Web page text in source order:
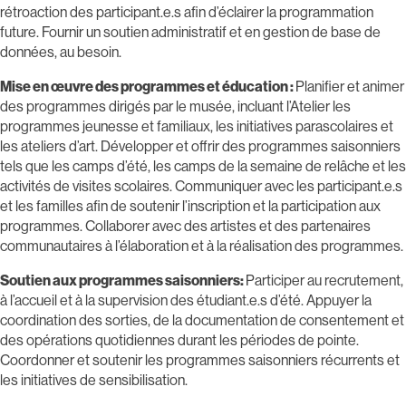
rétroaction des participant.e.s afin d’éclairer la programmation
future. Fournir un soutien administratif et en gestion de base de
données, au besoin.
Mise en œuvre des programmes et éducation :Planifier et animer
des programmes dirigés par le musée, incluant l’Atelier les
programmes jeunesse et familiaux, les initiatives parascolaires et
les ateliers d’art. Développer et offrir des programmes saisonniers
tels que les camps d’été, les camps de la semaine de relâche et les
activités de visites scolaires. Communiquer avec les participant.e.s
et les familles afin de soutenir l’inscription et la participation aux
programmes. Collaborer avec des artistes et des partenaires
communautaires à l’élaboration et à la réalisation des programmes.
Soutien aux programmes saisonniers:Participer au recrutement,
à l’accueil et à la supervision des étudiant.e.s d’été. Appuyer la
coordination des sorties, de la documentation de consentement et
des opérations quotidiennes durant les périodes de pointe.
Coordonner et soutenir les programmes saisonniers récurrents et
les initiatives de sensibilisation.